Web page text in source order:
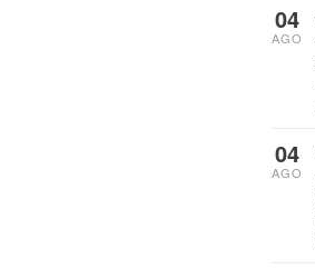
04
AGO
04
AGO